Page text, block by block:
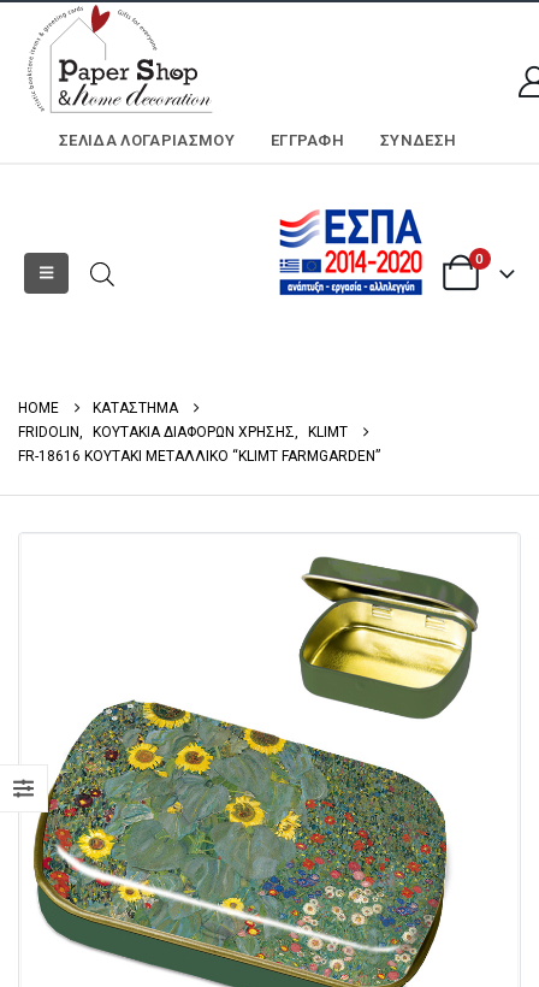
ΣΕΛΊΔΑ ΛΟΓΑΡΙΑΣΜΟΎ ΕΓΓΡΑΦΗ ΣΎΝΔΕΣΗ
0
HOME
ΚΑΤΑΣΤΗΜΑ
FRIDOLIN
ΚΟΥΤΑΚΙΑ ΔΙΑΦΟΡΩΝ ΧΡΗΣΗΣ
KLIMT
FR-18616 ΚΟΥΤΑΚΙ ΜΕΤΑΛΛΙΚΟ “KLIMT FARMGARDEN”